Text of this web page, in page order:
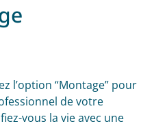
l’option “Montage” pour
de votre
vous la vie avec une